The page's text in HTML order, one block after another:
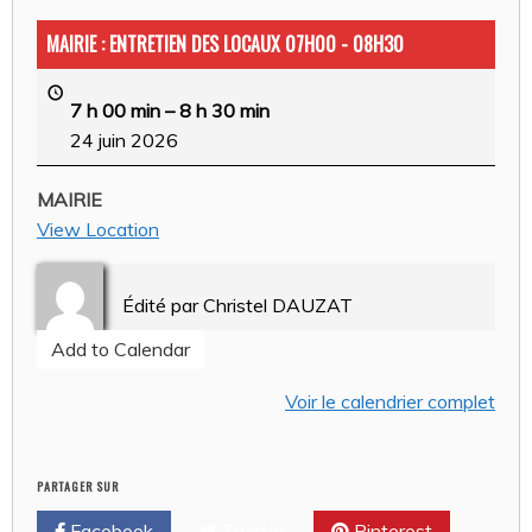
MAIRIE : ENTRETIEN DES LOCAUX 07H00 - 08H30
7 h 00 min –8 h 30 min
24 juin 2026
MAIRIE
View Location
Édité par Christel DAUZAT
Add to Calendar
Voir le calendrier complet
PARTAGER SUR